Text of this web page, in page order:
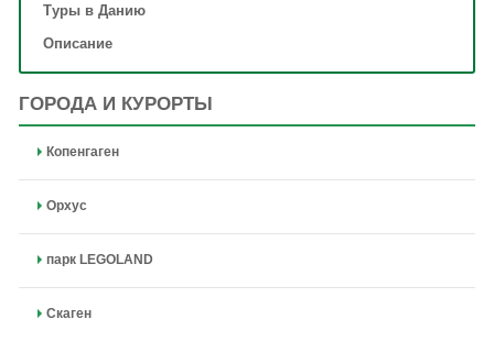
Туры в Данию
Описание
ГОРОДА И КУРОРТЫ
Копенгаген
Орхус
парк LEGOLAND
Скаген